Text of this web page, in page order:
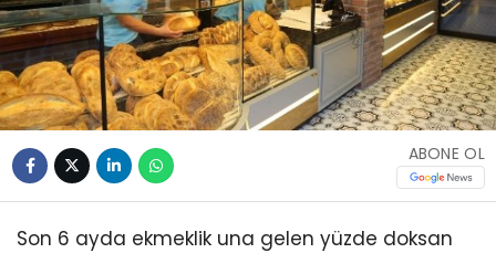
ABONE OL
Son 6 ayda ekmeklik una gelen yüzde doksan